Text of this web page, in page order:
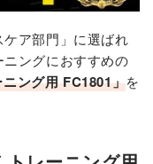
ア部門」に選ばれ
ングにおすすめの
ング用 FC1801」​を